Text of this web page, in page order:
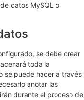
datos MySQL o
se debe crear
toda la
se puede hacer a través
anotar las
durante el proceso de